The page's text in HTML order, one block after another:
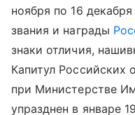
ноября по 16
звания и награды
знаки отличия,
Капитул Российских
при Министерстве
упразднен в январе